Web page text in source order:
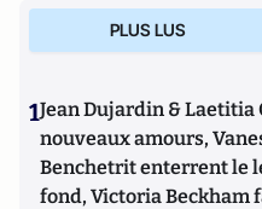
PLUS LUS
1Jean Dujardin &
nouveaux amours,
Benchetrit enterrent le
fond, Victoria Beckham